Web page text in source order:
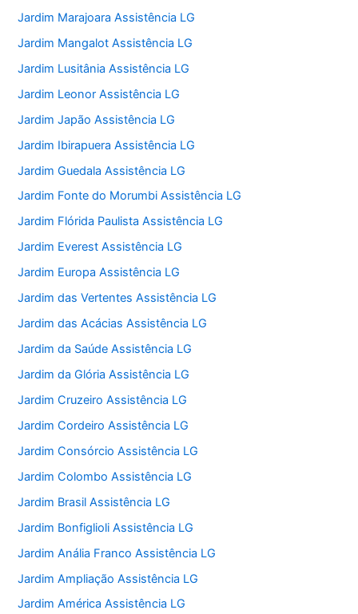
Jardim Marajoara Assistência LG
Jardim Mangalot Assistência LG
Jardim Lusitânia Assistência LG
Jardim Leonor Assistência LG
Jardim Japão Assistência LG
Jardim Ibirapuera Assistência LG
Jardim Guedala Assistência LG
Jardim Fonte do Morumbi Assistência LG
Jardim Flórida Paulista Assistência LG
Jardim Everest Assistência LG
Jardim Europa Assistência LG
Jardim das Vertentes Assistência LG
Jardim das Acácias Assistência LG
Jardim da Saúde Assistência LG
Jardim da Glória Assistência LG
Jardim Cruzeiro Assistência LG
Jardim Cordeiro Assistência LG
Jardim Consórcio Assistência LG
Jardim Colombo Assistência LG
Jardim Brasil Assistência LG
Jardim Bonfiglioli Assistência LG
Jardim Anália Franco Assistência LG
Jardim Ampliação Assistência LG
Jardim América Assistência LG